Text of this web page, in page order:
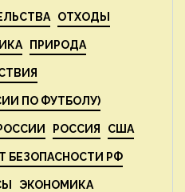
ОТХОДЫ
ПРИРОДА
ПО ФУТБОЛУ)
РОССИЯ США
БЕЗОПАСНОСТИ РФ
ЭКОНОМИКА